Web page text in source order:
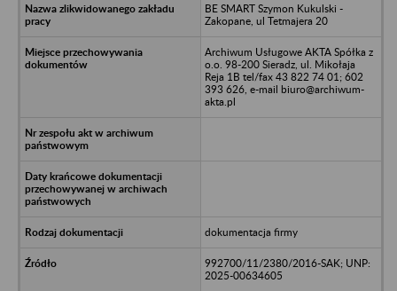
BE SMART Szymon Kukulski -
Zakopane, ul Tetmajera 20
Archiwum Usługowe AKTA Spółka z
o.o. 98-200 Sieradz, ul. Mikołaja
Reja 1B tel/fax 43 822 74 01; 602
393 626, e-mail biuro@archiwum-
akta.pl
dokumentacja firmy
992700/11/2380/2016-SAK; UNP:
2025-00634605